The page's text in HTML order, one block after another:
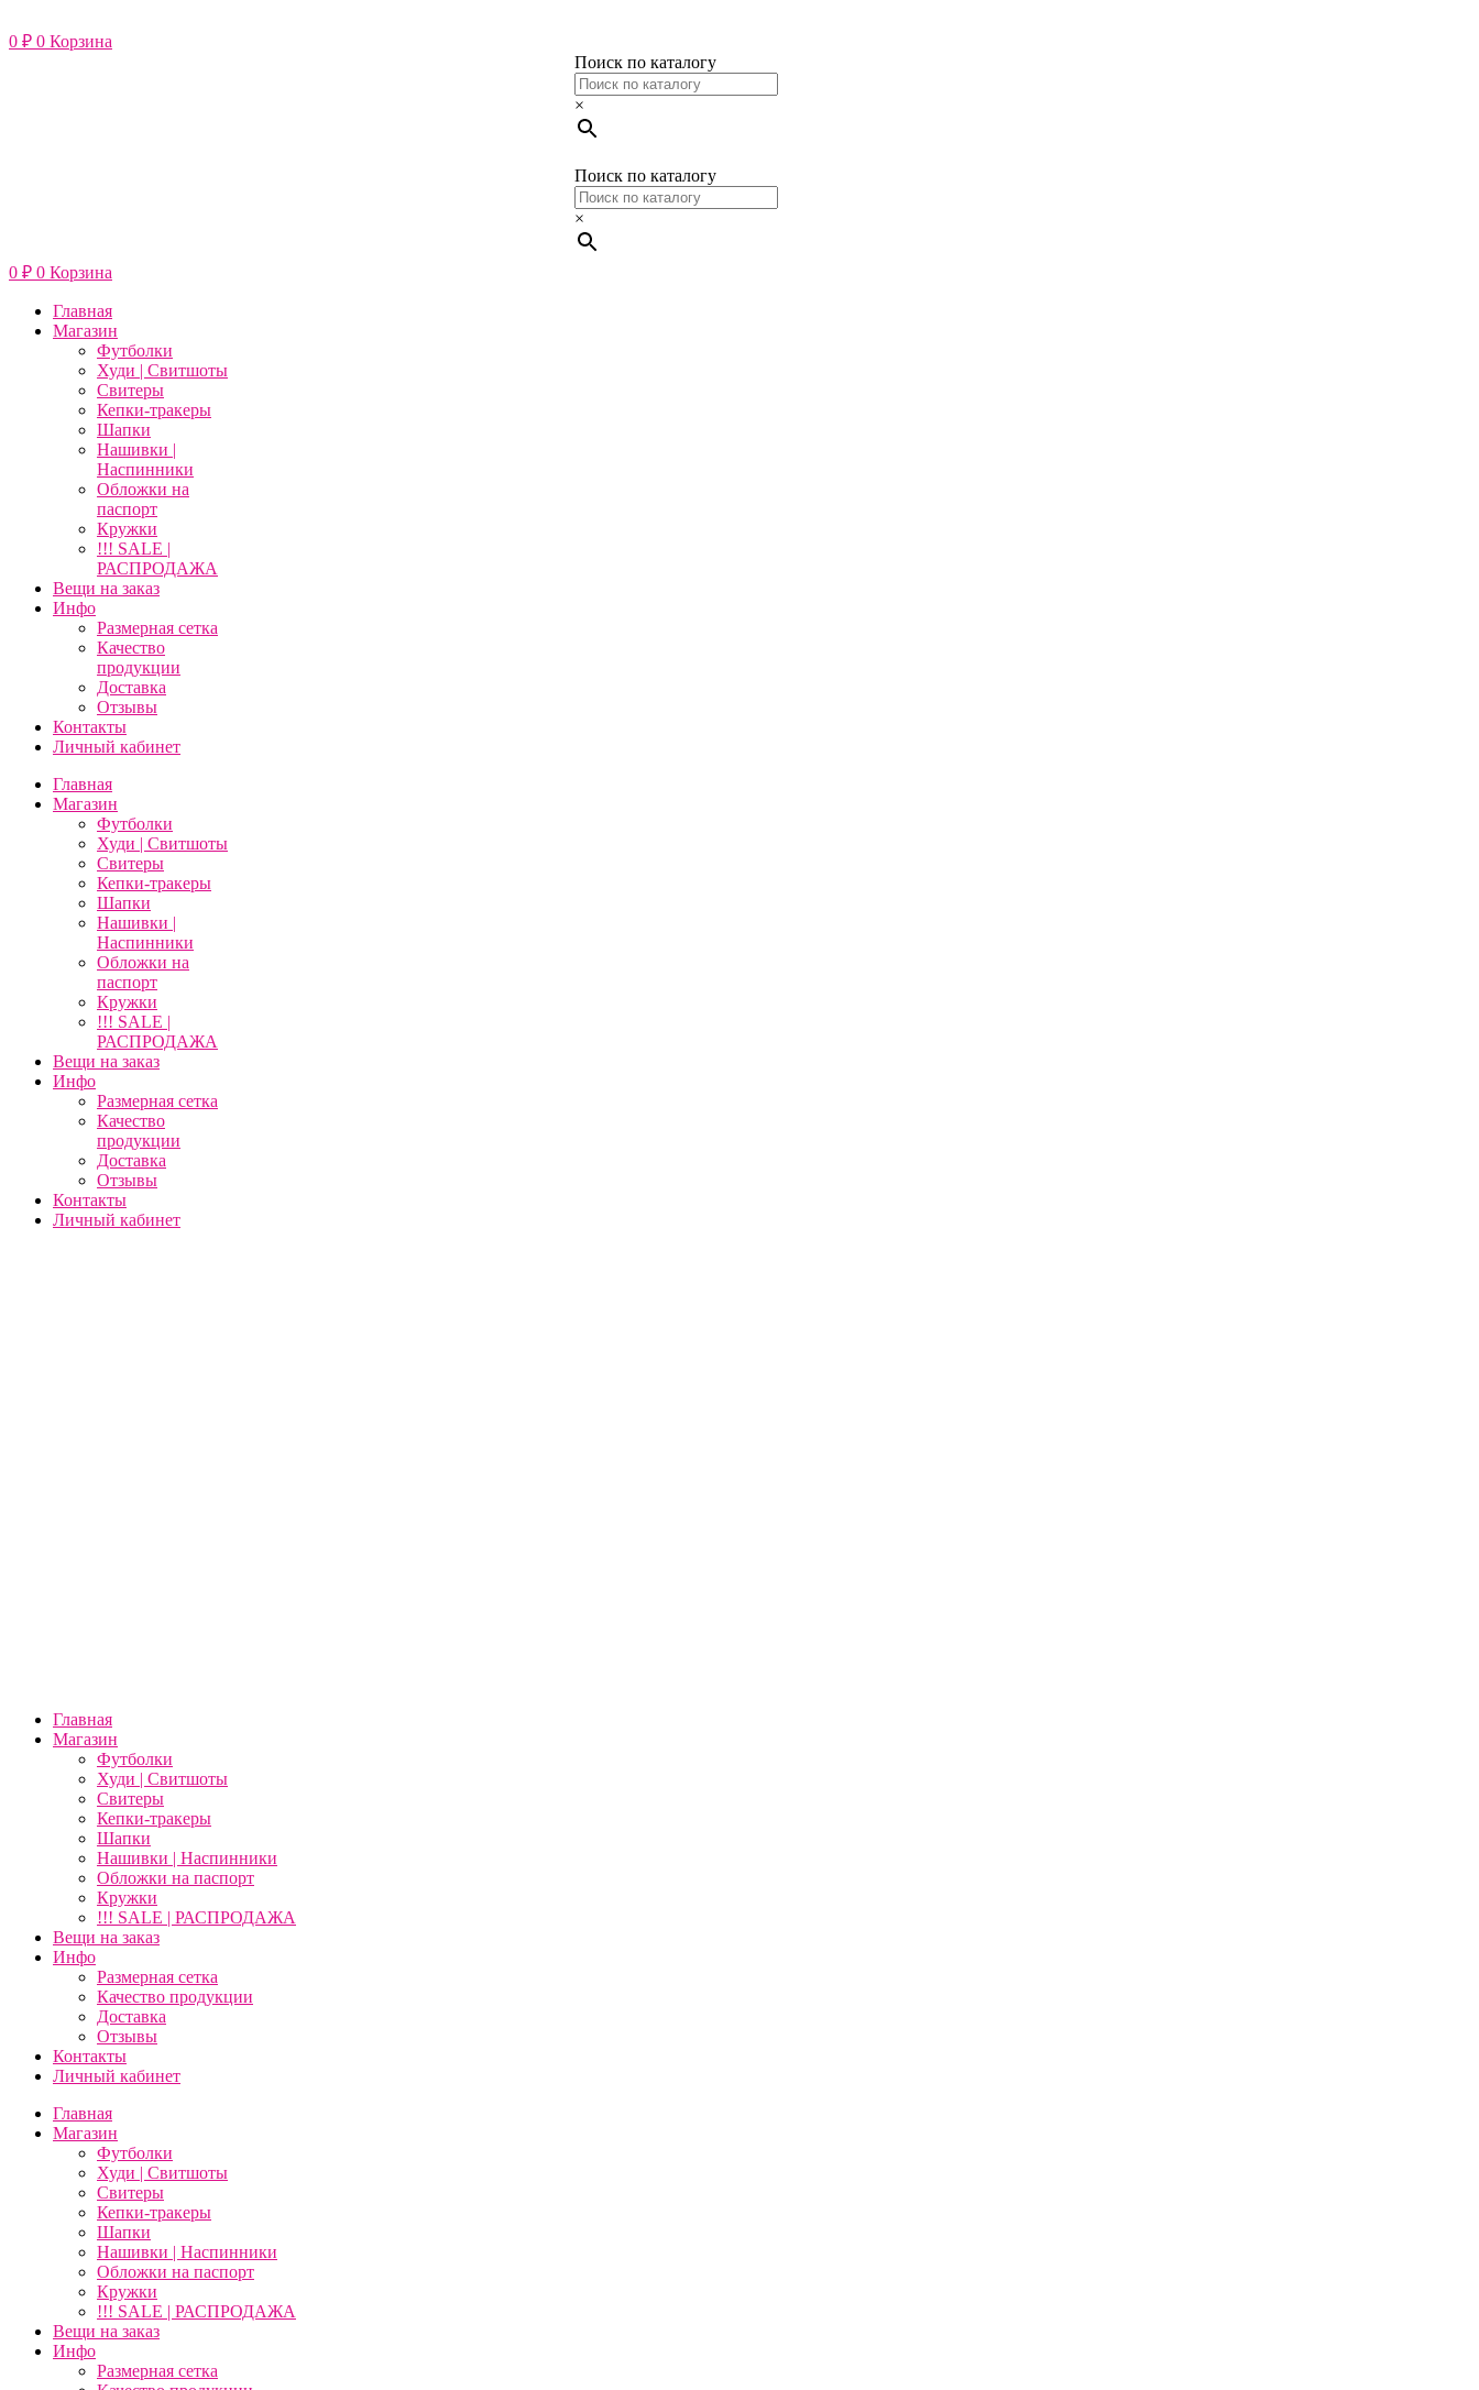
к
содержимому
0 ₽ 0 Корзина
Поиск по каталогу
×
Поиск по каталогу
×
0 ₽ 0 Корзина
Главная
Магазин
Футболки
Худи | Свитшоты
Свитеры
Кепки-тракеры
Шапки
Нашивки |
Наспинники
Обложки на
паспорт
Кружки
!!! SALE |
РАСПРОДАЖА
Вещи на заказ
Инфо
Размерная сетка
Качество
продукции
Доставка
Отзывы
Контакты
Личный кабинет
Главная
Магазин
Футболки
Худи | Свитшоты
Свитеры
Кепки-тракеры
Шапки
Нашивки |
Наспинники
Обложки на
паспорт
Кружки
!!! SALE |
РАСПРОДАЖА
Вещи на заказ
Инфо
Размерная сетка
Качество
продукции
Доставка
Отзывы
Контакты
Личный кабинет
Главная
Магазин
Футболки
Худи | Свитшоты
Свитеры
Кепки-тракеры
Шапки
Нашивки | Наспинники
Обложки на паспорт
Кружки
!!! SALE | РАСПРОДАЖА
Вещи на заказ
Инфо
Размерная сетка
Качество продукции
Доставка
Отзывы
Контакты
Личный кабинет
Главная
Магазин
Футболки
Худи | Свитшоты
Свитеры
Кепки-тракеры
Шапки
Нашивки | Наспинники
Обложки на паспорт
Кружки
!!! SALE | РАСПРОДАЖА
Вещи на заказ
Инфо
Размерная сетка